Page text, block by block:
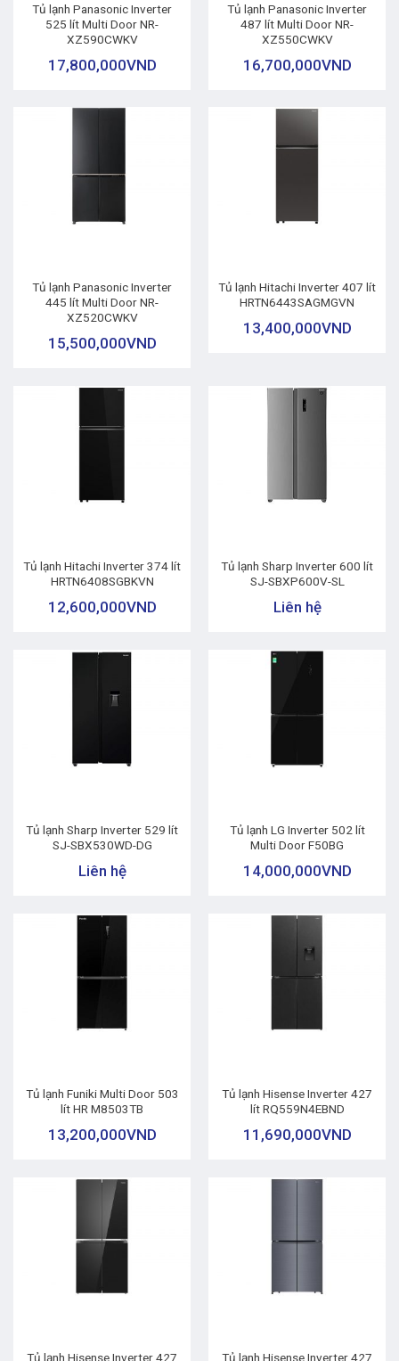
Tủ lạnh Panasonic Inverter
525 lít Multi Door NR-
XZ590CWKV
17,800,000VND
Tủ lạnh Panasonic Inverter
487 lít Multi Door NR-
XZ550CWKV
16,700,000VND
Tủ lạnh Panasonic Inverter
445 lít Multi Door NR-
XZ520CWKV
15,500,000VND
Tủ lạnh Hitachi Inverter 407 lít
HRTN6443SAGMGVN
13,400,000VND
Tủ lạnh Hitachi Inverter 374 lít
HRTN6408SGBKVN
12,600,000VND
Tủ lạnh Sharp Inverter 600 lít
SJ-SBXP600V-SL
Liên hệ
Tủ lạnh Sharp Inverter 529 lít
SJ-SBX530WD-DG
Liên hệ
Tủ lạnh LG Inverter 502 lít
Multi Door F50BG
14,000,000VND
Tủ lạnh Funiki Multi Door 503
lít HR M8503TB
13,200,000VND
Tủ lạnh Hisense Inverter 427
lít RQ559N4EBND
11,690,000VND
Tủ lạnh Hisense Inverter 427 Tủ lạnh Hisense Inverter 427